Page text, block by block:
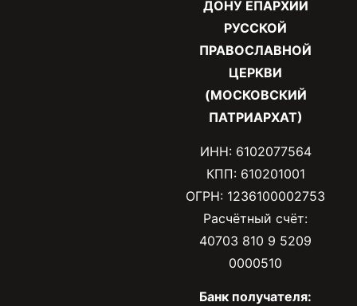
ДОНУ ЕПАРХИИ
РУССКОЙ
ПРАВОСЛАВНОЙ
ЦЕРКВИ
(МОСКОВСКИЙ
ПАТРИАРХАТ)
ИНН: 6102077564
КПП: 610201001
ОГРН: 1236100002753
Расчётный счёт:
40703 810 9 5209
0000510
Банк получателя: